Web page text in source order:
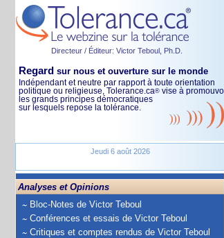
Directeur / Éditeur: Victor Teboul, Ph.D.
Regard sur nous et ouverture sur le monde
Indépendant et neutre par rapport à toute orientation
politique ou religieuse, Tolerance.ca® vise à
les grands principes démocratiques
sur lesquels repose la tolérance.
Jeudi 6 août 2026
Analyses et Opinions
Bloc-Notes de Victor Teboul
Conférences et essais de Victor Teboul
Critiques et comptes rendus de Victor Teboul